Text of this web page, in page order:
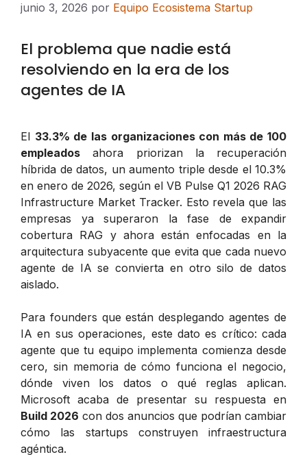
junio 3, 2026 por Equipo Ecosistema Startup
El problema que nadie está
resolviendo en la era de los
agentes de IA
El 33.3% de las organizaciones con más de 100
empleados ahora priorizan la recuperación
híbrida de datos, un aumento triple desde el 10.3%
en enero de 2026, según el VB Pulse Q1 2026 RAG
Infrastructure Market Tracker. Esto revela que las
empresas ya superaron la fase de expandir
cobertura RAG y ahora están enfocadas en la
arquitectura subyacente que evita que cada nuevo
agente de IA se convierta en otro silo de datos
aislado.
Para founders que están desplegando agentes de
IA en sus operaciones, este dato es crítico: cada
agente que tu equipo implementa comienza desde
cero, sin memoria de cómo funciona el negocio,
dónde viven los datos o qué reglas aplican.
Microsoft acaba de presentar su respuesta en
Build 2026 con dos anuncios que podrían cambiar
cómo las startups construyen infraestructura
agéntica.